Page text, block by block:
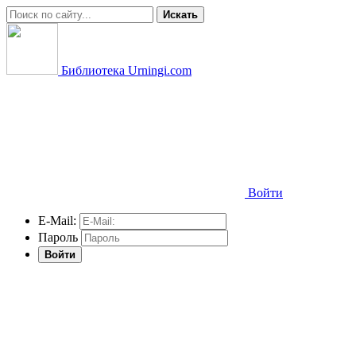
Искать
Библиотека Urningi.com
Войти
E-Mail:
Пароль
Войти